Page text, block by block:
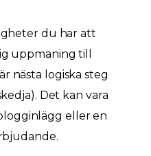
du har att
uppmaning till
nästa logiska steg
Det kan vara
eller en